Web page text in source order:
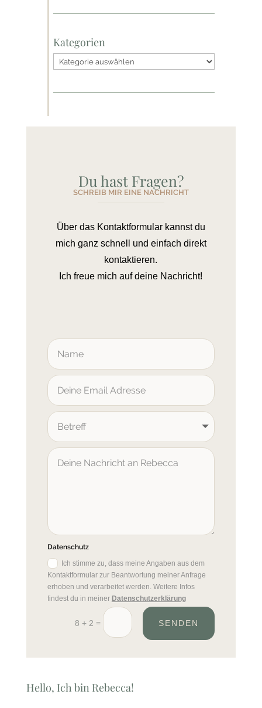
Kategorien
Kategorien
Du hast Fragen?
SCHREIB MIR EINE NACHRICHT
Über das Kontaktformular kannst du
mich ganz schnell und einfach direkt
kontaktieren.
Ich freue mich auf deine Nachricht!
Kontaktformul
Datenschutz
Ich stimme zu, dass meine Angaben aus dem
Kontaktformular zur Beantwortung meiner Anfrage
erhoben und verarbeitet werden. Weitere Infos
findest du in meiner Datenschutzerklärung
8 + 2 = SENDEN
Hello, Ich bin Rebecca!